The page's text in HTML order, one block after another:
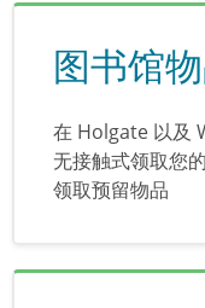
图书馆
在 Holgate 以及
无接触式领取您
领取预留物品